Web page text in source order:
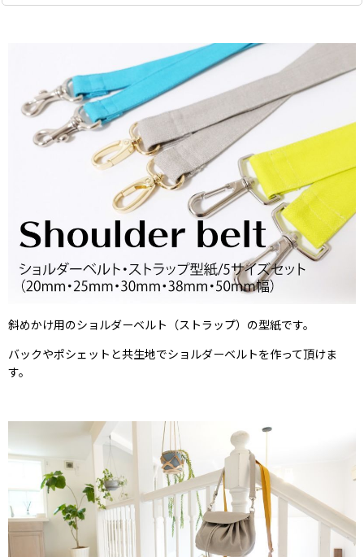
斜めかけ用のショルダーベルト（ストラップ）の型紙です。
バックやポシェットと共生地でショルダーベルトを作って頂けま
す。